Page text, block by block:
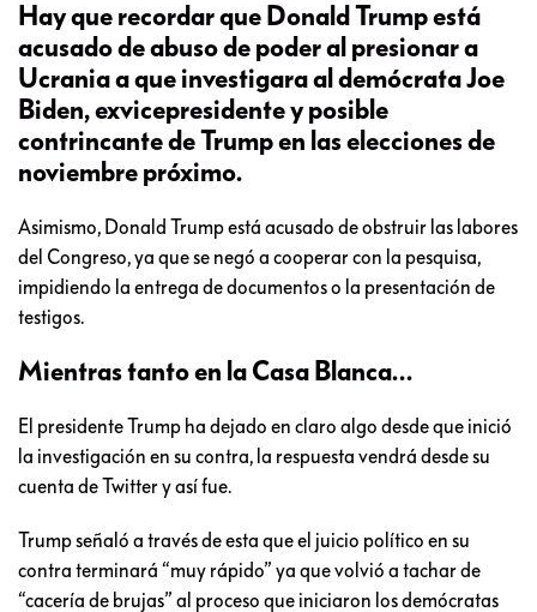
Hay que recordar que Donald Trump está
acusado de abuso de poder al presionar a
Ucrania a que investigara al demócrata Joe
Biden, exvicepresidente y posible
contrincante de Trump en las elecciones de
noviembre próximo.
Asimismo, Donald Trump está acusado de obstruir las labores
del Congreso, ya que se negó a cooperar con la pesquisa,
impidiendo la entrega de documentos o la presentación de
testigos.
Mientras tanto en la Casa Blanca…
El presidente Trump ha dejado en claro algo desde que inició
la investigación en su contra, la respuesta vendrá desde su
cuenta de Twitter y así fue.
Trump señaló a través de esta que el juicio político en su
contra terminará “muy rápido” ya que volvió a tachar de
“cacería de brujas” al proceso que iniciaron los demócratas